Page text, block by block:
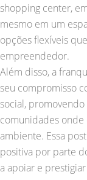
shopping center,
mesmo em um
opções flexíveis
empreendedor.
Além disso, a
seu compromisso
social,
comunidades
ambiente. Essa
positiva por parte
a apoiar e